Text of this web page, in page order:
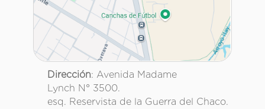
Dirección: Avenida Madame
Lynch N° 3500.
esq. Reservista de la Guerra del Chaco.